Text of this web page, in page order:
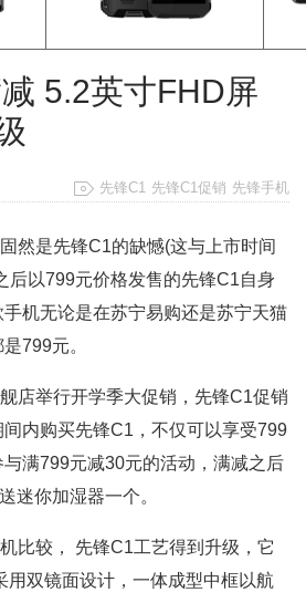
5.2英寸FHD屏
先锋C1 先锋C1促销 先锋手机
然是先锋C1的缺憾(这与上市时间
后以799元价格发售的先锋C1自身
机无论是在苏宁易购还是苏宁天猫
799元。
店举行开学季大促销，先锋C1促销
内购买先锋C1，不仅可以享受799
满799元减30元的活动，满减之后
迷你加湿器一个。
比较， 先锋C1工艺得到升级，它
用双镜面设计，一体成型中框以航